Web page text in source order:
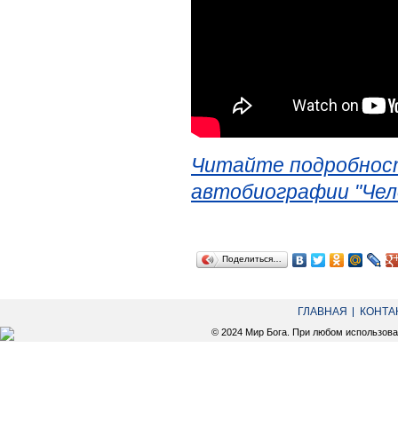
Читайте
автобиографии
Поделиться…
ГЛАВНАЯ
© 2024 Мир Бога. При любом